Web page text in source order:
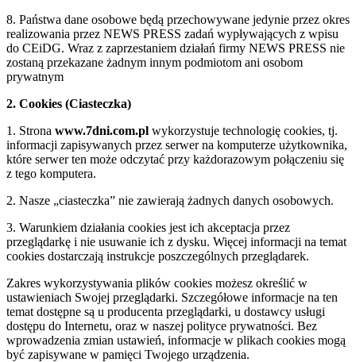
8. Państwa dane osobowe będą przechowywane jedynie przez okres
realizowania przez NEWS PRESS zadań wypływających z wpisu
do CEiDG. Wraz z zaprzestaniem działań firmy NEWS PRESS nie
zostaną przekazane żadnym innym podmiotom ani osobom
prywatnym
2. Cookies (Ciasteczka)
1. Strona www.7dni.com.pl wykorzystuje technologię cookies, tj.
informacji zapisywanych przez serwer na komputerze użytkownika,
które serwer ten może odczytać przy każdorazowym połączeniu się
z tego komputera.
2. Nasze „ciasteczka” nie zawierają żadnych danych osobowych.
3. Warunkiem działania cookies jest ich akceptacja przez
przeglądarkę i nie usuwanie ich z dysku. Więcej informacji na temat
cookies dostarczają instrukcje poszczególnych przeglądarek.
Zakres wykorzystywania plików cookies możesz określić w
ustawieniach Swojej przeglądarki. Szczegółowe informacje na ten
temat dostępne są u producenta przeglądarki, u dostawcy usługi
dostępu do Internetu, oraz w naszej polityce prywatności. Bez
wprowadzenia zmian ustawień, informacje w plikach cookies mogą
być zapisywane w pamięci Twojego urządzenia.